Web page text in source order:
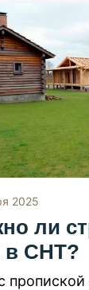
помогут
условиях
без
2025
ли
в СНТ?